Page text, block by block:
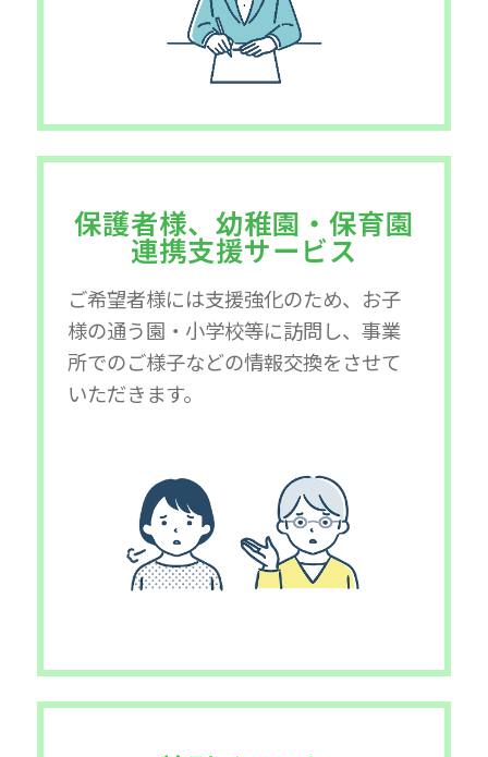
保護者様、幼稚園・保育園
連携支援サービス
ご希望者様には支援強化のため、お子
様の通う園・小学校等に訪問し、事業
所でのご様子などの情報交換をさせて
いただきます。